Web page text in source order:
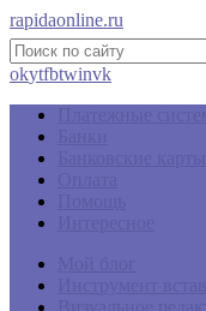
rapidaonline.ru
okytfbtwinvk